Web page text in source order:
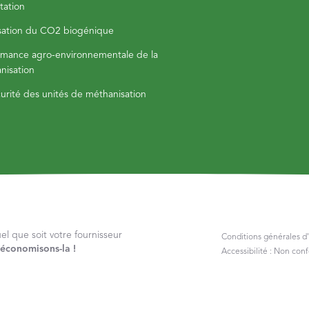
du CO2 biogénique
agro-environnementale de la
des unités de méthanisation
que soit votre fournisseur
la !
Conditions générales
Accessibilité : Non